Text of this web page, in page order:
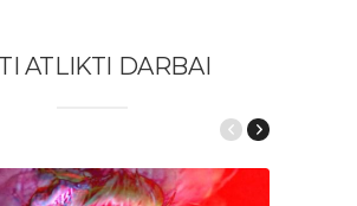
ATLIKTI DARBAI